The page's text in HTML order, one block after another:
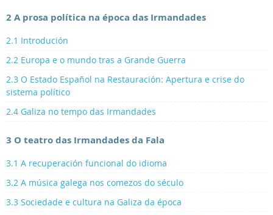
2 A prosa política na época das Irmandades
2.1 Introdución
2.2 Europa e o mundo tras a Grande Guerra
2.3 O Estado Español na Restauración: Apertura e crise do
sistema político
2.4 Galiza no tempo das Irmandades
3 O teatro das Irmandades da Fala
3.1 A recuperación funcional do idioma
3.2 A música galega nos comezos do século
3.3 Sociedade e cultura na Galiza da época